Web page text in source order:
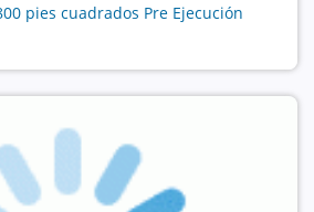
pies cuadrados Pre Ejecución